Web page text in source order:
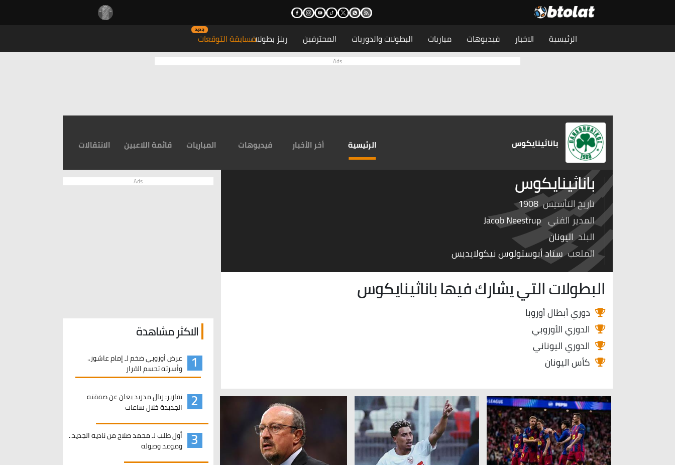
الرئيسية الاخبار فيديوهات مباريات البطولات والدوريات المحترفين ريلز بطولاتمسابقة التوقعات
جديد
باناثينايكوس الرئيسية أخر الأخبار فيديوهات المباريات قائمة اللاعبين الانتقالات
باناثينايكوس
تاريخ التأسيس1908
المدير الفني Jacob Neestrup
البلداليونان
الملعبستاد أبوستولوس نيكولايديس
البطولات التي يشارك فيهاباناثينايكوس
دوري أبطال أوروبا
الدوري الأوروبي
الدوري اليوناني
كأس اليونان
الاكثر مشاهدة
1
عرض أوروبي ضخم لـ إمام عاشور..
وأسرته تحسم القرار
2
تقارير: ريال مدريد يعلن عن صفقته
الجديدة خلال ساعات
3
أول طلب لـ محمد صلاح من ناديه الجديد..
وموعد وصوله